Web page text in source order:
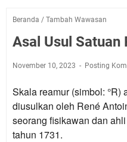
Beranda / Tambah Wawasan
Asal Usul Satuan
November 10, 2023 Posting
Skala reamur (simbol: °R)
diusulkan oleh René
seorang fisikawan dan
tahun 1731.